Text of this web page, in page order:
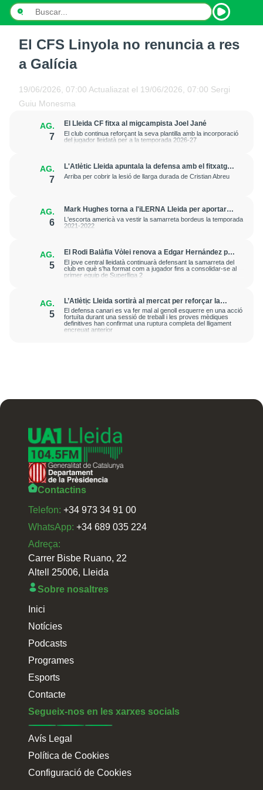
PROGRAMES
CONTACTE
El CFS Linyola no renuncia a res
a Galícia
19/06/2026, 07:00 Actualiazat el 19/06/2026, 07:00 Sergi
Guiu Monesma
AG.
7
El Lleida CF fitxa al migcampista Joel Jané
El club continua reforçant la seva plantilla amb la incorporació
del jugador lleidatà per a la temporada 2026-27
AG.
7
L'Atlètic Lleida apuntala la defensa amb el fitxatge
del central Fer Romero
Arriba per cobrir la lesió de llarga durada de Cristian Abreu
AG.
6
Mark Hughes torna a l'iLERNA Lleida per aportar
amenaça exterior
L'escorta americà va vestir la samarreta bordeus la temporada
2021-2022
AG.
5
El Rodi Balàfia Vòlei renova a Edgar Hernández per
a la temporada 2026-2027
El jove central lleidatà continuarà defensant la samarreta del
club en què s’ha format com a jugador fins a consolidar-se al
primer equip de Superlliga 2
AG.
5
L’Atlètic Lleida sortirà al mercat per reforçar la
posició de central després de la greu lesió que ha
patit Cristian Abreu
El defensa canari es va fer mal al genoll esquerre en una acció
fortuïta durant una sessió de treball i les proves mèdiques
definitives han confirmat una ruptura completa del lligament
encreuat anterior
Contactins
Telefon: +34 973 34 91 00
WhatsApp: +34 689 035 224
Adreça:
Carrer Bisbe Ruano, 22
Altell 25006, Lleida
Sobre nosaltres
Inici
Notícies
Podcasts
Programes
Esports
Contacte
Segueix-nos en les xarxes socials
Avís Legal
Política de Cookies
Configuració de Cookies